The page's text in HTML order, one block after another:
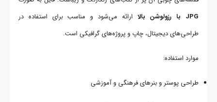
JPG با رزولوشن بالا
ارائه می‌شود و مناسب برای استفاده در
طراحی‌های دیجیتال، چاپ و پروژه‌های گرافیکی است.
موارد استفاده:
طراحی پوستر و بنرهای فرهنگی و آموزشی